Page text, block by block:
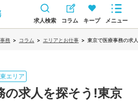
求人検索 コラム キープ メニュー
務 > コラム > エリアとお仕事 > 東京で医療事務の求
エリア
の求人を探そう!東京